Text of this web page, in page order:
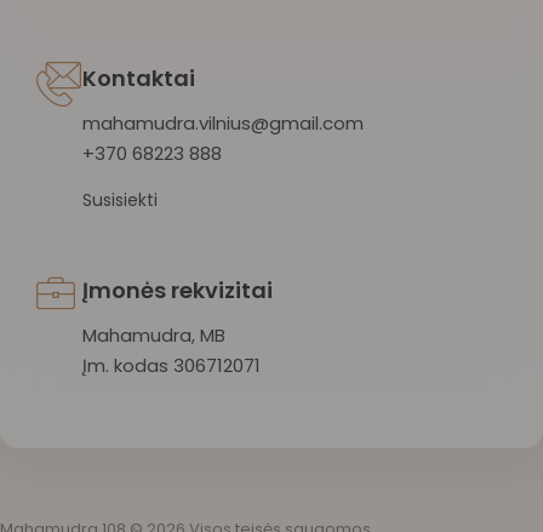
Kontaktai
mahamudra.vilnius@gmail.com
+370 68223 888
Susisiekti
Įmonės rekvizitai
Mahamudra, MB
Įm. kodas 306712071